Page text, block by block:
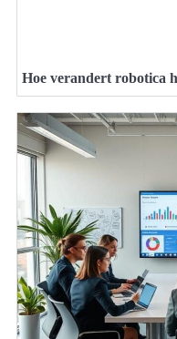
Hoe verandert robotica